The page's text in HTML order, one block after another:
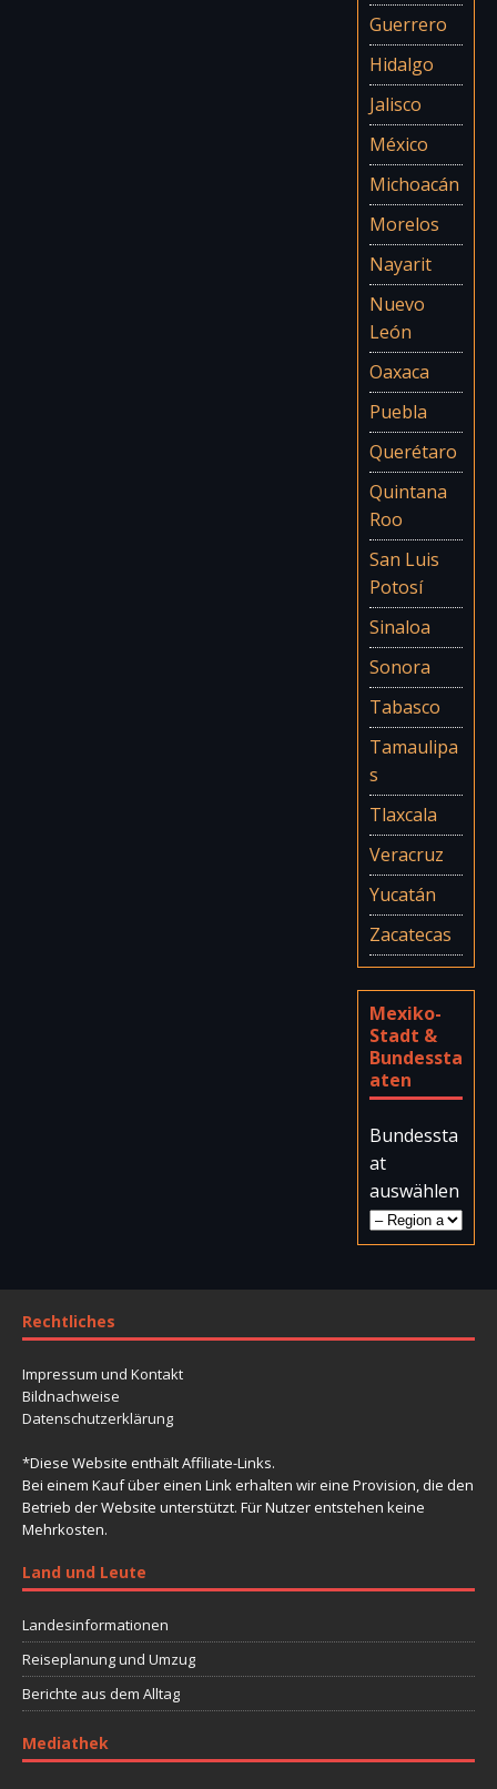
Guerrero
Hidalgo
Jalisco
México
Michoacán
Morelos
Nayarit
Nuevo
León
Oaxaca
Puebla
Querétaro
Quintana
Roo
San Luis
Potosí
Sinaloa
Sonora
Tabasco
Tamaulipa
s
Tlaxcala
Veracruz
Yucatán
Zacatecas
Mexiko-
Stadt &
Bundessta
aten
Bundessta
at
auswählen
Rechtliches
Impressum und Kontakt
Bildnachweise
Datenschutzerklärung
*Diese Website enthält Affiliate-Links.
Bei einem Kauf über einen Link erhalten wir eine Provision, die den
Betrieb der Website unterstützt. Für Nutzer entstehen keine
Mehrkosten.
Land und Leute
Landesinformationen
Reiseplanung und Umzug
Berichte aus dem Alltag
Mediathek